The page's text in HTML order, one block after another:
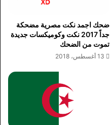
ضحك اجمد نكت مصرية مضحكة
جداً 2017 نكت وكوميكسات جديدة
تموت من الضحك
13 أغسطس، 2018